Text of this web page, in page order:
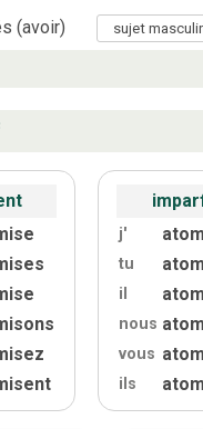
(avoir)
j'
tu
il
nous
vous
ils